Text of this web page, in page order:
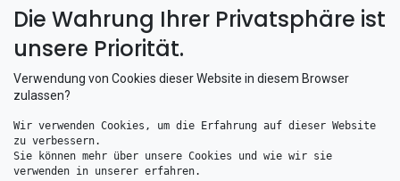
Kunststoffkarabiner, Schnapphaken,Planenhakenund
Kunststoff-Verbinder, die für zahlreiche Bootsanwendungen
geeignet sind – vom Spannen der Persenning über das Fixieren
Diese Kategorie richtet sich an Bootseigner, die eine
Befestigungslösung suchen. Entdecken Sie jetzt unsere
Nylonhakenfür den maritimen Bereich und profitieren Sie von
hoher Zuverlässigkeit und vielseitiger Einsatzbarkeit.
Die Wahrung Ihrer Privatsphäre ist
unsere Priorität.
Verwendung von Cookies dieser Website in diesem Browser
zulassen?
Wir verwenden Cookies, um die Erfahrung auf dieser Website
zu verbessern.
Sie können mehr über unsere Cookies und wie wir sie
verwenden in unserer erfahren.